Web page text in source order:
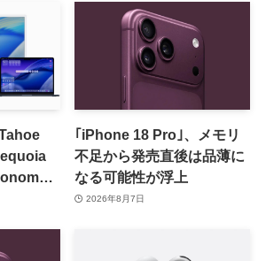
画面共
｢iPhone 18 Pro｣、メモリ
不足から発売直後は品薄に
なる可能性が浮上
2026年8月7日